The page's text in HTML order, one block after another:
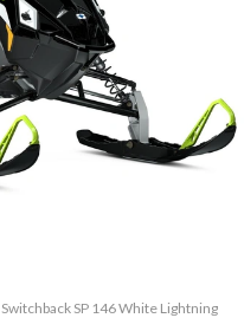
SP 146 White Lightning